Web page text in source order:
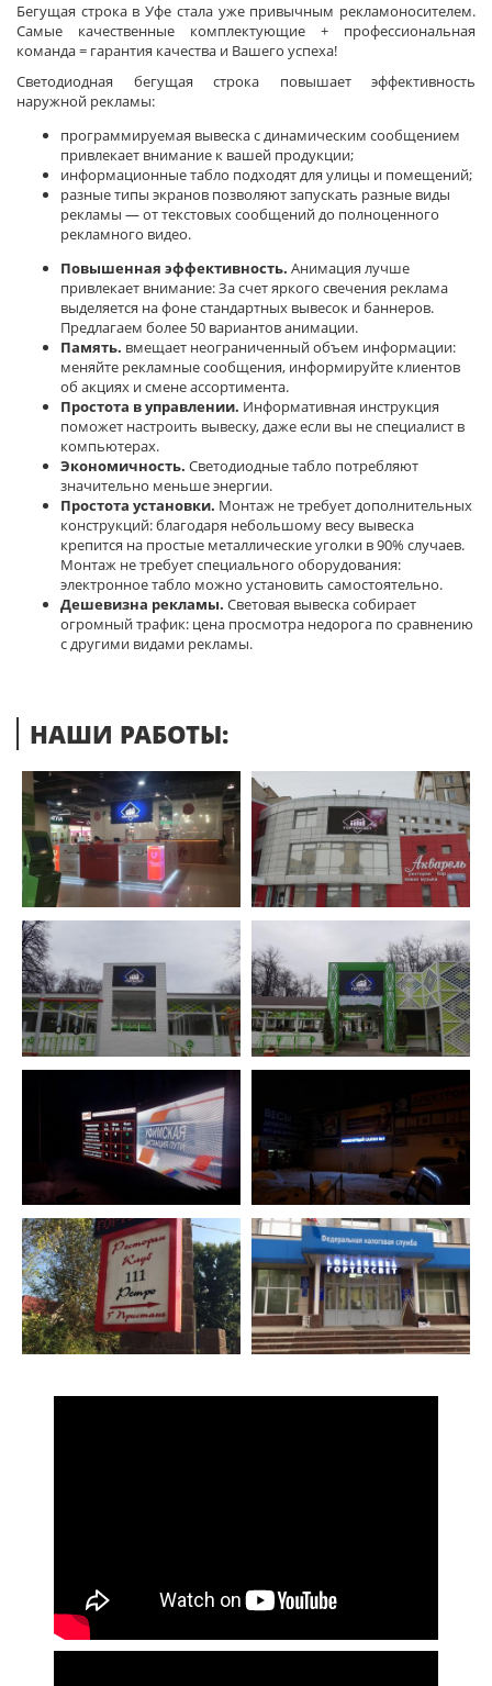
Бегущая строка в Уфе стала уже привычным рекламоносителем.
Самые качественные комплектующие + профессиональная
команда = гарантия качества и Вашего успеха!
Светодиодная бегущая строка повышает эффективность
наружной рекламы:
программируемая вывеска с динамическим сообщением
привлекает внимание к вашей продукции;
информационные табло подходят для улицы и помещений;
разные типы экранов позволяют запускать разные виды
рекламы — от текстовых сообщений до полноценного
рекламного видео.
Повышенная эффективность. Анимация лучше
привлекает внимание: За счет яркого свечения реклама
выделяется на фоне стандартных вывесок и баннеров.
Предлагаем более 50 вариантов анимации.
Память. вмещает неограниченный объем информации:
меняйте рекламные сообщения, информируйте клиентов
об акциях и смене ассортимента.
Простота в управлении. Информативная инструкция
поможет настроить вывеску, даже если вы не специалист в
компьютерах.
Экономичность. Светодиодные табло потребляют
значительно меньше энергии.
Простота установки. Монтаж не требует дополнительных
конструкций: благодаря небольшому весу вывеска
крепится на простые металлические уголки в 90% случаев.
Монтаж не требует специального оборудования:
электронное табло можно установить самостоятельно.
Дешевизна рекламы. Световая вывеска собирает
огромный трафик: цена просмотра недорога по сравнению
с другими видами рекламы.
НАШИ РАБОТЫ: